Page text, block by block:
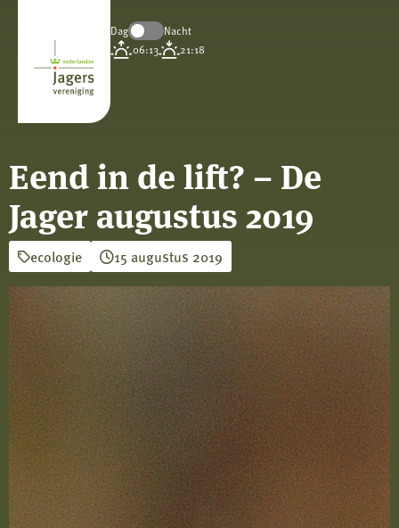
Koninklijke
Nederlandse
Jagersvereniging
Dag
Nacht
06:13
21:18
Eend in de lift? – De
Jager augustus 2019
ecologie 15 augustus 2019